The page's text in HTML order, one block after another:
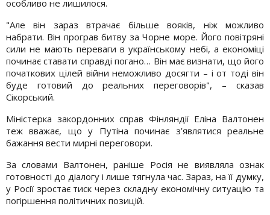
особливо не лишилося.
"Але він зараз втрачає більше вояків, ніж можливо
набрати. Він програв битву за Чорне море. Його повітряні
сили не мають переваги в українському небі, а економіці
починає ставати справді погано… Він має визнати, що його
початкових цілей війни неможливо досягти – і от тоді він
буде готовий до реальних переговорів", – сказав
Сікорський.
Міністерка закордонних справ Фінляндії Еліна Валтонен
теж вважає, що у Путіна починає з’являтися реальне
бажання вести мирні переговори.
За словами Валтонен, раніше Росія не виявляла ознак
готовності до діалогу і лише тягнула час. Зараз, на її думку,
у Росії зростає тиск через складну економічну ситуацію та
погіршення політичних позицій.